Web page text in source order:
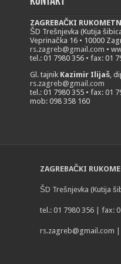
ZAGREBAČKI
ŠD Trešnjevka (Kutija
Veprinačka 16 • 10000
rs.zagreb@gmail.com •
tel.: 01 7980 356 • fax: 01
Gl. tajnik Kazimir Ilijaš,
rs.zagreb@gmail.com
tel.: 01 7980 355 • fax: 01
mob: 098 358 160
ZAGREBAČKI
ŠD Trešnjevka (Kutija
tel.: 01 7980 356 | fax:
rs.zagreb@gmail.com